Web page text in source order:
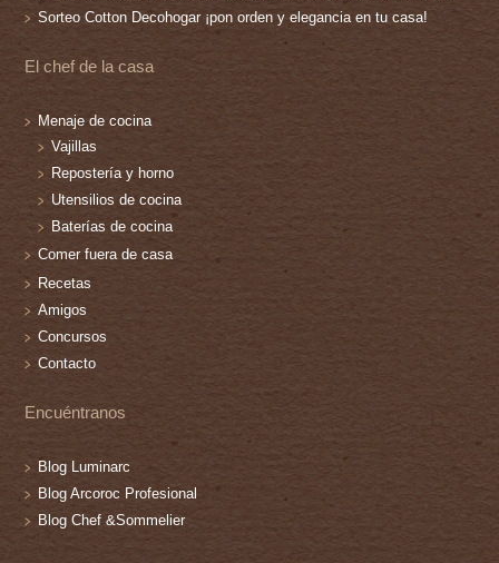
Sorteo Cotton Decohogar ¡pon orden y elegancia en tu casa!
El chef de la casa
Menaje de cocina
Vajillas
Repostería y horno
Utensilios de cocina
Baterías de cocina
Comer fuera de casa
Recetas
Amigos
Concursos
Contacto
Encuéntranos
Blog Luminarc
Blog Arcoroc Profesional
Blog Chef &Sommelier